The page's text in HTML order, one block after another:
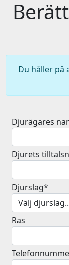
Du håller på
Djurägares
Djurets
Djurslag*
Ras